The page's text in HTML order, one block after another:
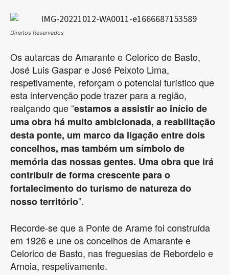
Direitos Reservados
Os autarcas de Amarante e Celorico de Basto,
José Luis Gaspar e José Peixoto Lima,
respetivamente, reforçam o potencial turístico que
esta intervenção pode trazer para a região,
realçando que “estamos a assistir ao início de
uma obra há muito ambicionada, a reabilitação
desta ponte, um marco da ligação entre dois
concelhos, mas também um símbolo de
memória das nossas gentes. Uma obra que irá
contribuir de forma crescente para o
fortalecimento do turismo de natureza do
nosso território”.
Recorde-se que a Ponte de Arame foi construída
em 1926 e une os concelhos de Amarante e
Celorico de Basto, nas freguesias de Rebordelo e
Arnoia, respetivamente.